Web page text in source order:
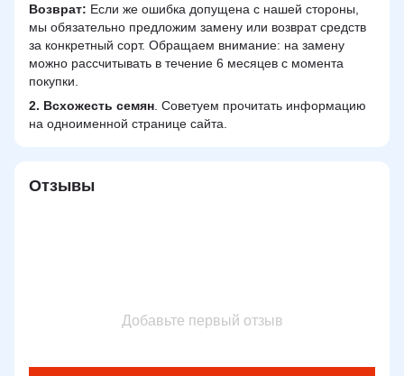
Возврат: Если же ошибка допущена с нашей стороны,
мы обязательно предложим замену или возврат средств
за конкретный сорт. Обращаем внимание: на замену
можно рассчитывать в течение 6 месяцев с момента
покупки.
2. Всхожесть семян . Советуем прочитать информацию
на одноименной странице сайта.
Отзывы
Добавьте первый отзыв